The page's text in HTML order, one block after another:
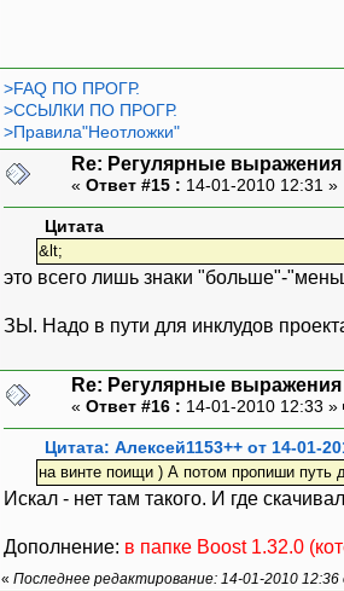
>FAQ ПО ПРОГР.
>ССЫЛКИ ПО ПРОГР.
>Правила"Неотложки"
Re: Регулярные
« Ответ #15 : 14-01-2010 12:31 »
Цитата
&lt;
это всего лишь знаки "больше"-
ЗЫ. Надо в пути для инклудов
Re: Регулярные
« Ответ #16 : 14-01-2010 12:33 »
Цитата: Алексей1153++ от 14-01-
на винте поищи ) А потом пропиши путь
Искал - нет там такого. И где
Дополнение: в папке Boost 1.32.0
« Последнее редактирование: 14-01-2010